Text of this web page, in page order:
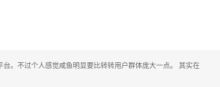
。不过个人感觉咸鱼明显要比转转用户群体庞大一点。 其实在